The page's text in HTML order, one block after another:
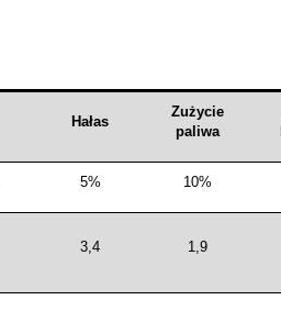
Hałas
Zużycie
paliwa
5% 10%
3,4 1,9